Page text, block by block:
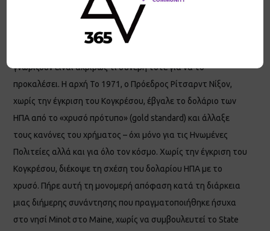
τελευταία χρόνια έχουν αναλυθεί εκτενώς οι
μεταγενέστερες επιπτώσεις της οικονομικής κρίσης του
γνωρίζουν είναι ακριβώς τι συνέβη τότε για να το
προκαλέσει. Η αρχή Το 1971, ο Πρόεδρος Ρίτσαρντ Νίξον,
χωρίς την έγκριση του Κογκρέσου, έβγαλε το δολάριο των
ΗΠΑ από το «χρυσό πρότυπο» (gold standard) και άλλαξε
τους κανόνες του χρήματος – όχι μόνο για τις Ηνωμένες
Πολιτείες αλλά και για όλο τον κόσμο. Χωρίς την έγκριση του
Κογκρέσου, διέκοψε τη σχέση του δολαρίου ΗΠΑ με το
χρυσό. Πήρε αυτή τη μονομερή απόφαση κατά τη διάρκεια
μιας διήμερης συνάντησης που πραγματοποιήθηκε ήσυχα
στο νησί Minot στο Maine, χωρίς να συμβουλευτεί το State